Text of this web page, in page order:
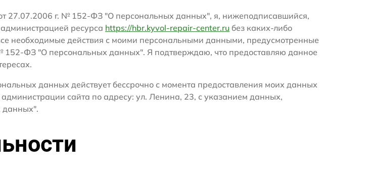
27.07.2006 г. № 152-ФЗ "О персональных данных", я, нижеподписавшийся,
ресурса https://hbr.kyvol-repair-center.ru без каких-либо
необходимые действия с моими персональными данными, предусмотренные
152-ФЗ "О персональных данных". Я подтверждаю, что предоставляю данное
данных действует бессрочно с момента предоставления моих данных
сайта по адресу: ул. Ленина, 23, с указанием данных,